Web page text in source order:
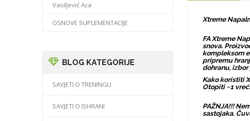
Vasiljević Aca
OSNOVE SUPLEMENTACIJE
BLOG KATEGORIJE
SAVJETI O TRENINGU
SAVJETI O ISHRANI
Xtreme
FA Xtreme
snova.
kompleksom
pripremu
dohranu,
Kako koristiti
Otopiti ~1
PAŽNJA!!!
sastojaka.